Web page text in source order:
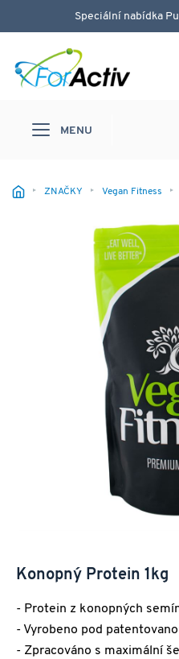
Speciální nabídka
MENU
ZNAČKY Vegan Fitness
Konopný Protein 1kg
- Protein z konopných
- Vyrobeno pod
- Zpracováno s maximální